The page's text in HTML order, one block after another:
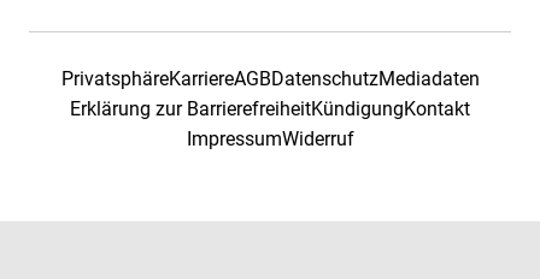
PrivatsphäreKarriereAGBDatenschutzMediadaten
Erklärung zur BarrierefreiheitKündigungKontakt
ImpressumWiderruf